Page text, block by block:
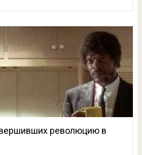
революцию в